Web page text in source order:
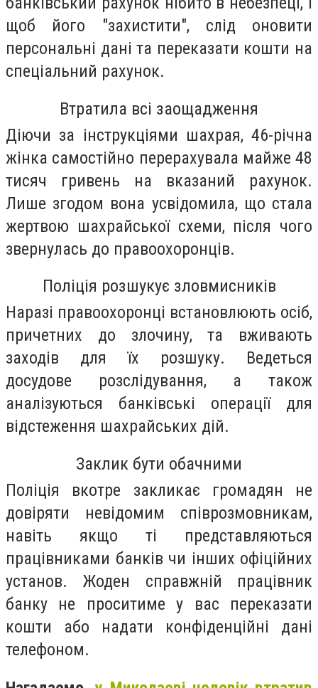
щоб його "захистити", слід оновити
персональні дані та переказати кошти на
спеціальний рахунок.
Втратила всі заощадження
Діючи за інструкціями шахрая, 46-річна
жінка самостійно перерахувала майже 48
тисяч гривень на вказаний рахунок.
Лише згодом вона усвідомила, що стала
жертвою шахрайської схеми, після чого
звернулась до правоохоронців.
Поліція розшукує зловмисників
Наразі правоохоронці встановлюють осіб,
причетних до злочину, та вживають
заходів для їх розшуку. Ведеться
досудове розслідування, а також
аналізуються банківські операції для
відстеження шахрайських дій.
Заклик бути обачними
Поліція вкотре закликає громадян не
довіряти невідомим співрозмовникам,
навіть якщо ті представляються
працівниками банків чи інших офіційних
установ. Жоден справжній працівник
банку не проситиме у вас переказати
кошти або надати конфіденційні дані
телефоном.